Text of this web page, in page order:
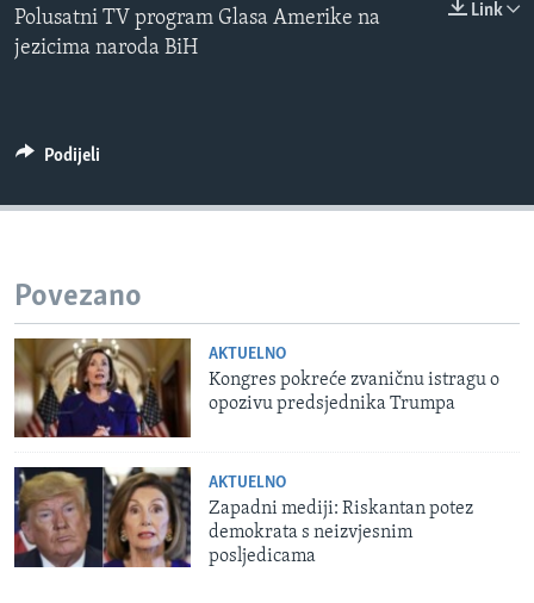
PRATITE NAS Link
Polusatni TV program Glasa Amerike na
jezicima naroda BiH
Podijeli
Povezano
AKTUELNO
Kongres pokreće zvaničnu istragu o
opozivu predsjednika Trumpa
AKTUELNO
Zapadni mediji: Riskantan potez
demokrata s neizvjesnim
posljedicama